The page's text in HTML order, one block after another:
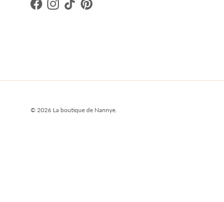
FacebookInstagram
TikTokPinterest
© 2026 La boutique de Nannye